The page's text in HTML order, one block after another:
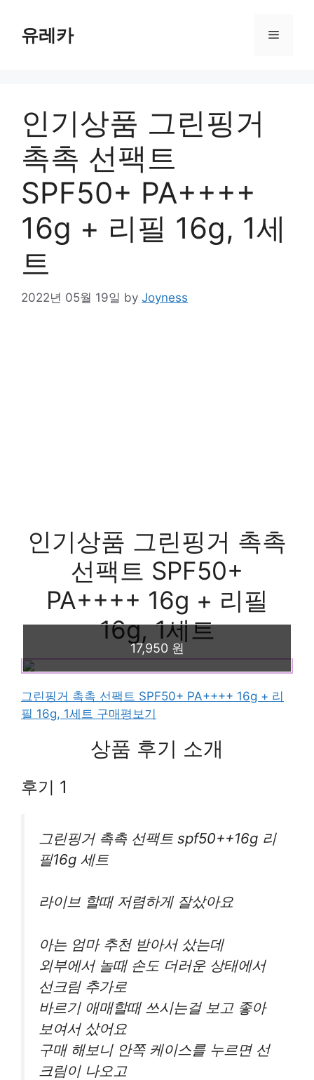
content유레카 Menu
인기상품 그린핑거
촉촉 선팩트
SPF50+ PA++++
16g + 리필 16g, 1세
트
2022년 05월 19일 by Joyness
인기상품 그린핑거 촉촉
선팩트 SPF50+
PA++++ 16g + 리필
16g, 1세트
17,950 원
그린핑거 촉촉 선팩트 SPF50+ PA++++ 16g + 리
필 16g, 1세트 구매평보기
상품 후기 소개
후기 1
그린핑거 촉촉 선팩트 spf50++16g 리
필16g 세트
라이브 할때 저렴하게 잘샀아요
아는 엄마 추천 받아서 샀는데
외부에서 놀때 손도 더러운 상태에서
선크림 추가로
바르기 애매할때 쓰시는걸 보고 좋아
보여서 샀어요
구매 해보니 안쪽 케이스를 누르면 선
크림이 나오고